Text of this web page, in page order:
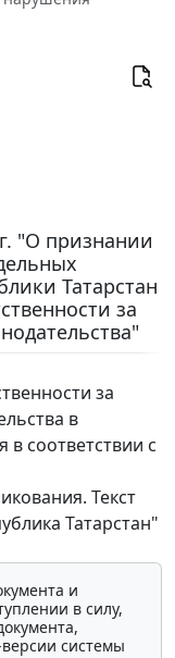
"О признании
Татарстан
за
за
в
в соответствии с
Текст
Татарстан"
и
в силу,
системы